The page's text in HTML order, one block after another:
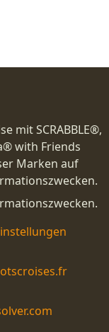
mit SCRABBLE®,
with Friends
Marken auf